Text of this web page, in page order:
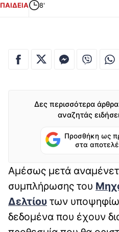
ΠΑΙΔΕΙΑ 8'
Δες περισσότερα
αναζητάς
Προσθήκη ως
στα
Αμέσως μετά
συμπλήρωσης του
Δελτίου των
δεδομένα που έχουν